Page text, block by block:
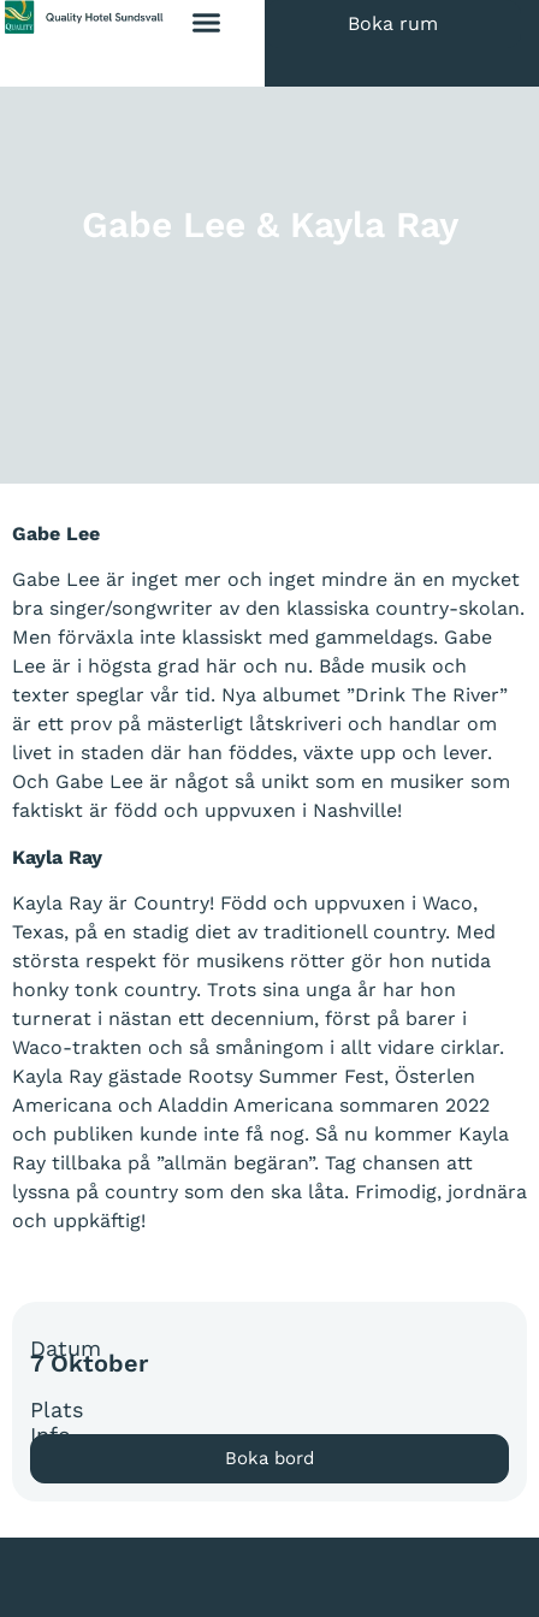
Boka rum
Gabe Lee & Kayla Ray
Gabe Lee
Gabe Lee är inget mer och inget mindre än en mycket
bra singer/songwriter av den klassiska country-skolan.
Men förväxla inte klassiskt med gammeldags. Gabe
Lee är i högsta grad här och nu. Både musik och
texter speglar vår tid. Nya albumet ”Drink The River”
är ett prov på mästerligt låtskriveri och handlar om
livet in staden där han föddes, växte upp och lever.
Och Gabe Lee är något så unikt som en musiker som
faktiskt är född och uppvuxen i Nashville!
Kayla Ray
Kayla Ray är Country! Född och uppvuxen i Waco,
Texas, på en stadig diet av traditionell country. Med
största respekt för musikens rötter gör hon nutida
honky tonk country. Trots sina unga år har hon
turnerat i nästan ett decennium, först på barer i
Waco-trakten och så småningom i allt vidare cirklar.
Kayla Ray gästade Rootsy Summer Fest, Österlen
Americana och Aladdin Americana sommaren 2022
och publiken kunde inte få nog. Så nu kommer Kayla
Ray tillbaka på ”allmän begäran”. Tag chansen att
lyssna på country som den ska låta. Frimodig, jordnära
och uppkäftig!
Datum
7 Oktober
Plats
Info
Boka bord